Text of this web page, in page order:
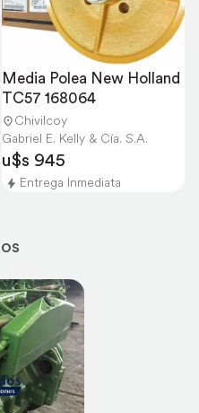
Media Polea New Holland
TC57 168064
Chivilcoy
Gabriel E. Kelly & Cía. S.A.
u$s 945
Entrega Inmediata